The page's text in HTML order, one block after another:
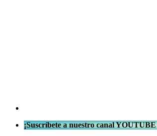
¡Suscríbete a nuestro canal